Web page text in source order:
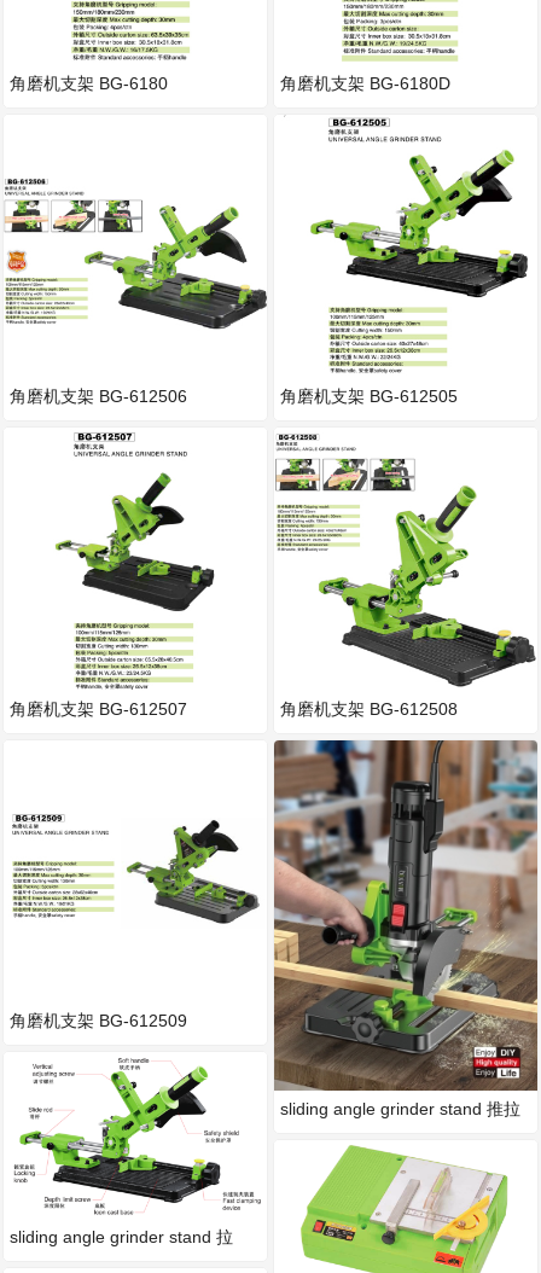
角磨机支架 BG-6180
角磨机支架 BG-612506
角磨机支架 BG-612507
角磨机支架 BG-612509
sliding angle grinder stand 拉
角磨机支架 BG-6180D
角磨机支架 BG-612505
角磨机支架 BG-612508
sliding angle grinder stand 推拉